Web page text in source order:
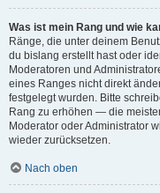
Was ist mein Rang und wie
Ränge, die unter deinem
du bislang erstellt hast oder
Moderatoren und
eines Ranges nicht direkt
festgelegt wurden. Bitte
Rang zu erhöhen — die
Moderator oder Administrator
wieder zurücksetzen.
Nach oben